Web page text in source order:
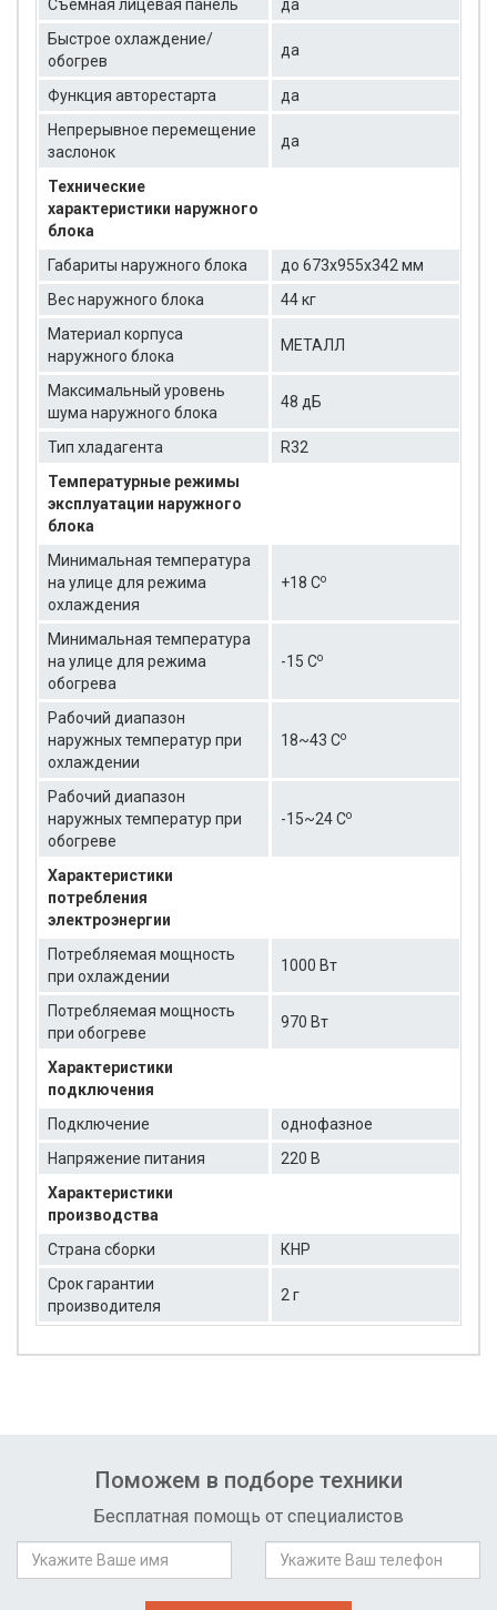
Съемная лицевая панель
да
Быстрое охлаждение/
обогрев
да
Функция авторестарта
да
Непрерывное перемещение
заслонок
да
Технические
характеристики наружного
блока
Габариты наружного блока
до 673x955x342 мм
Вес наружного блока
44 кг
Материал корпуса
наружного блока
МЕТАЛЛ
Максимальный уровень
шума наружного блока
48 дБ
Тип хладагента
R32
Температурные режимы
эксплуатации наружного
блока
Минимальная температура
на улице для режима
охлаждения
+18 Cо
Минимальная температура
на улице для режима
обогрева
-15 Cо
Рабочий диапазон
наружных температур при
охлаждении
18~43 Cо
Рабочий диапазон
наружных температур при
обогреве
-15~24 Cо
Характеристики
потребления
электроэнергии
Потребляемая мощность
при охлаждении
1000 Вт
Потребляемая мощность
при обогреве
970 Вт
Характеристики
подключения
Подключение
однофазное
Напряжение питания
220 В
Характеристики
производства
Страна сборки
КНР
Срок гарантии
производителя
2 г
Поможем в подборе техники
Бесплатная помощь от специалистов